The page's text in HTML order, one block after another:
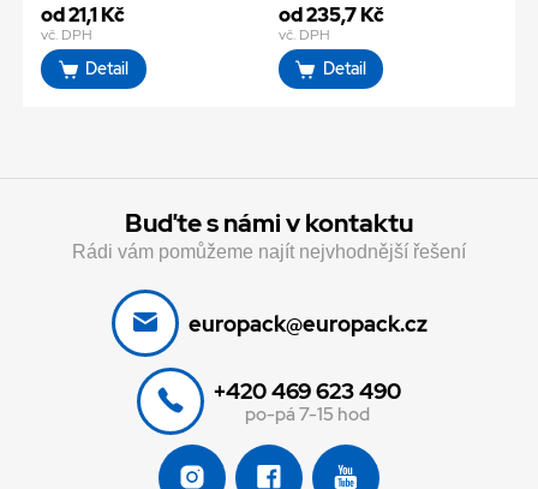
od 21,1 Kč
vč. DPH
Detail
od 235,7 Kč
vč. DPH
Detail
Buďte s námi v kontaktu
Rádi vám pomůžeme najít nejvhodnější řešení
europack@europack.cz
+420 469 623 490
po-pá 7-15 hod